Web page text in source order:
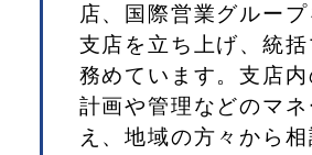
店、国際営業グルー
支店を立ち上げ、統
務めています。支店
計画や管理などのマ
え、地域の方々から